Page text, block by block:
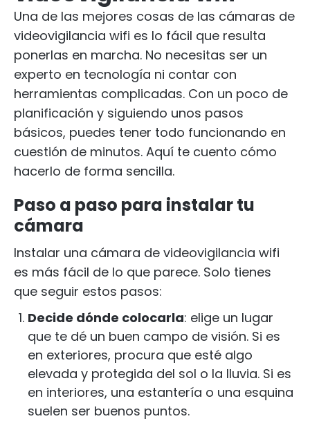
Una de las mejores cosas de las cámaras de
videovigilancia wifi es lo fácil que resulta
ponerlas en marcha. No necesitas ser un
experto en tecnología ni contar con
herramientas complicadas. Con un poco de
planificación y siguiendo unos pasos
básicos, puedes tener todo funcionando en
cuestión de minutos. Aquí te cuento cómo
hacerlo de forma sencilla.
Paso a paso para instalar tu
cámara
Instalar una cámara de videovigilancia wifi
es más fácil de lo que parece. Solo tienes
que seguir estos pasos:
Decide dónde colocarla: elige un lugar
que te dé un buen campo de visión. Si es
en exteriores, procura que esté algo
elevada y protegida del sol o la lluvia. Si es
en interiores, una estantería o una esquina
suelen ser buenos puntos.